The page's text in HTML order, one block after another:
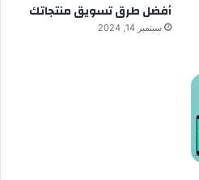
أفضل طرق تسويق منتجاتك
سبتمبر 14, 2024